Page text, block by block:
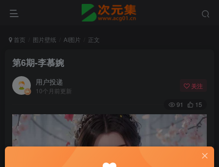
首页 图片壁纸 AI图片 正文
第6期-李慕婉
用户投递
10个月前更新
关注
91 15